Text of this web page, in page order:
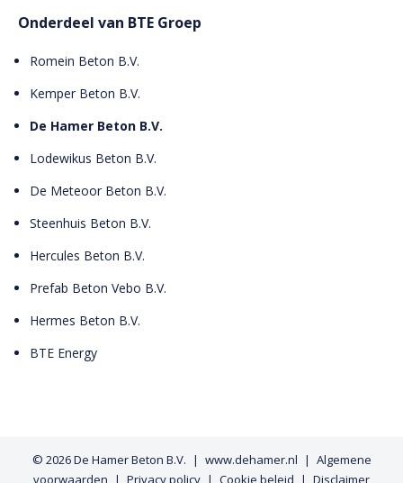
Onderdeel van BTE Groep
Romein Beton B.V.
Kemper Beton B.V.
De Hamer Beton B.V.
Lodewikus Beton B.V.
De Meteoor Beton B.V.
Steenhuis Beton B.V.
Hercules Beton B.V.
Prefab Beton Vebo B.V.
Hermes Beton B.V.
BTE Energy
© 2026De Hamer Beton B.V. www.dehamer.nl
Algemene
voorwaarden
Privacy policy Cookie beleid Disclaimer